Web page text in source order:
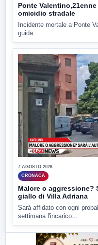
Ponte
omicidio stradale
Incidente mortale a Ponte
guida...
7 AGOSTO 2026
CRONACA
Malore o aggressione?
giallo di Villa Adriana
Sarà affidato con ogni
settimana l'incarico...